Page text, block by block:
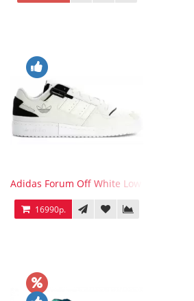
Adidas Forum Off White Low White Black
16990р.